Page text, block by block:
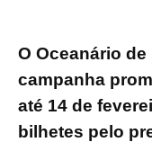
O Oceanário
campanha
até 14 de
bilhetes pelo